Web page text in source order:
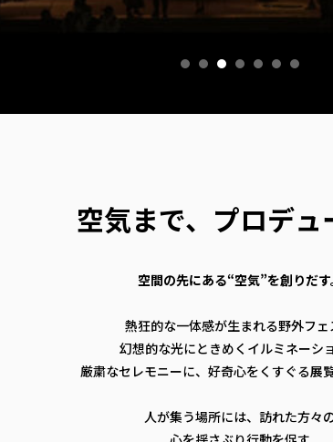
空気まで、プロデュ
空間の先にある“空気”を創りだす
熱狂的な一体感が生まれる野外フェ
幻想的な光にときめくイルミネーショ
厳粛なセレモニーに、好奇心をくすぐる展
人が集う場所には、訪れた方々